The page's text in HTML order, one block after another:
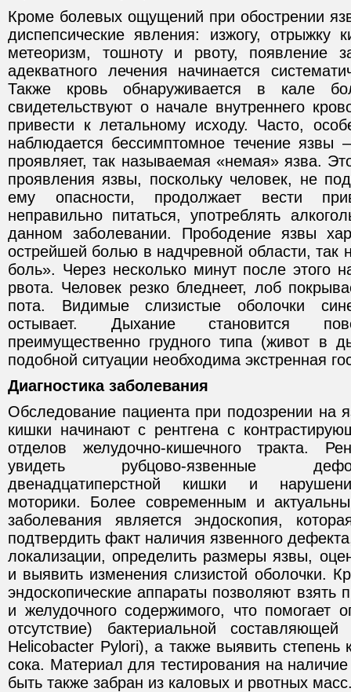
Кроме болевых ощущений при обострении
диспепсические явления: изжогу, отрыжку
метеоризм, тошноту и рвоту, появление
адекватного лечения начинается
Также кровь обнаруживается в кале
свидетельствуют о начале внутреннего
привести к летальному исходу. Часто,
наблюдается бессимптомное течение язвы
проявляет, так называемая «немая» язва.
проявления язвы, поскольку человек, не
ему опасности, продолжает вести
неправильно питаться, употреблять
данном заболевании. Прободение язвы
острейшей болью в надчревной области, так
боль». Через несколько минут после этого
рвота. Человек резко бледнеет, лоб
пота. Видимые слизистые оболочки
остывает. Дыхание становится
преимущественно грудного типа (живот в
подобной ситуации необходима экстренная
Диагностика заболевания
Обследование пациента при подозрении на
кишки начинают с рентгена с
отделов желудочно-кишечного тракта.
увидеть рубцово-язвенные
двенадцатиперстной кишки и
моторики. Более современным и
заболевания является эндоскопия,
подтвердить факт наличия язвенного
локализации, определить размеры язвы,
и выявить изменения слизистой оболочки.
эндоскопические аппараты позволяют взять
и желудочного содержимого, что помогает
отсутствие) бактериальной
Helicobacter Pylori), а также выявить степень
сока. Материал для тестирования на
быть также забран из каловых и рвотных